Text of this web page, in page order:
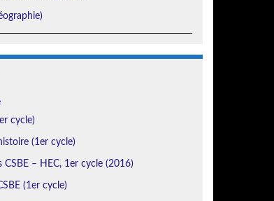
cycle)
(1er cycle)
CSBE – HEC, 1er cycle (2016)
(1er cycle)